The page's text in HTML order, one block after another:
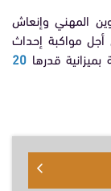
المهني وإنعاش
أجل مواكبة إحداث
قدرها 20